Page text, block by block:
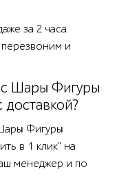
за 2 часа.
и
Шары Фигуры
доставкой?
Фигуры
в 1 клик" на
менеджер и по